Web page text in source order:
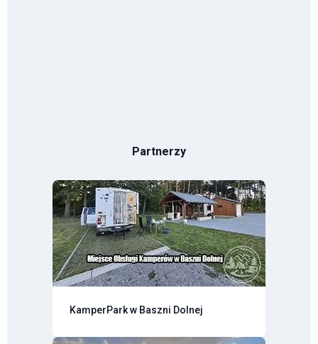
Partnerzy
KamperPark w Baszni Dolnej